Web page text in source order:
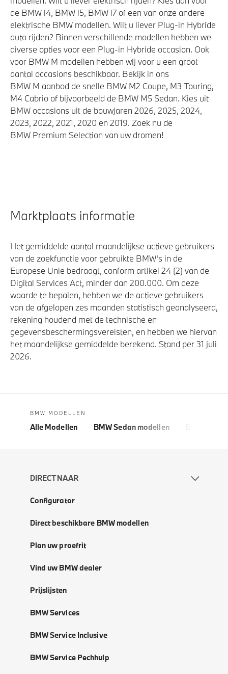
Aandrijving en onderstel
Laadaansluiting AC (wisselstroom) laden
Kilometertacho
Integral Active Steering
Laadkabel (Mode 3, 22kW)
Automatische 8-traps Steptronic sporttransmissie
Anti blokkeer systeem
Adaptief onderstel met luchtvering op voor- en
Elektronisch Stabiliteits Programma
Actieve Voetgangersbescherming
de BMW i4, BMW i5, BMW i7 of een van onze andere
elektrische BMW modellen. Wilt u liever Plug-in Hybride
auto rijden? Binnen verschillende modellen hebben we
diverse opties voor een Plug-in Hybride occasion. Ook
voor BMW M modellen hebben wij voor u een groot
aantal occasions beschikbaar. Bekijk in ons
BMW M aanbod de snelle BMW M2 Coupe, M3 Touring,
M4 Cabrio of bijvoorbeeld de BMW M5 Sedan. Kies uit
BMW occasions uit de bouwjaren 2026, 2025, 2024,
2023, 2022, 2021, 2020 en 2019. Zoek nu de
BMW Premium Selection van uw dromen!
Marktplaats informatie
Het gemiddelde aantal maandelijkse actieve gebruikers
van de zoekfunctie voor gebruikte BMW's in de
Europese Unie bedraagt, conform artikel 24 (2) van de
Digital Services Act, minder dan 200.000. Om deze
waarde te bepalen, hebben we de actieve gebruikers
van de afgelopen zes maanden statistisch geanalyseerd,
rekening houdend met de technische en
gegevensbeschermingsvereisten, en hebben we hiervan
het maandelijkse gemiddelde berekend. Stand per 31 juli
2026.
BMW MODELLEN
Alle Modellen BMW Sedan modellen
DIRECT NAAR
Configurator
Direct beschikbare BMW modellen
Plan uw proefrit
Vind uw BMW dealer
Prijslijsten
BMW Services
BMW Service Inclusive
BMW Service Pechhulp